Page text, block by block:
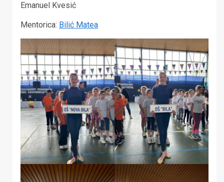
Emanuel Kvesić
Mentorica: Bilić Matea